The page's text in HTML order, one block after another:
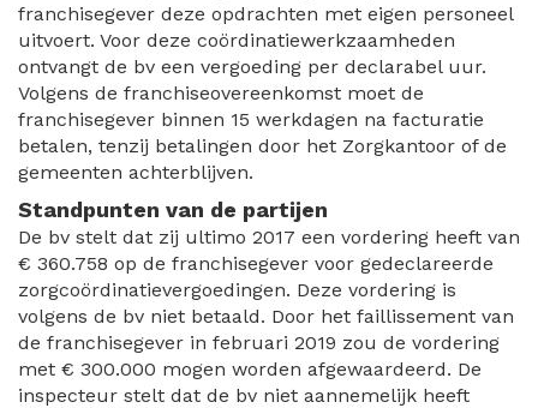
franchisegever deze opdrachten met eigen personeel
uitvoert. Voor deze coördinatiewerkzaamheden
ontvangt de bv een vergoeding per declarabel uur.
Volgens de franchiseovereenkomst moet de
franchisegever binnen 15 werkdagen na facturatie
betalen, tenzij betalingen door het Zorgkantoor of de
gemeenten achterblijven.
Standpunten van de partijen
De bv stelt dat zij ultimo 2017 een vordering heeft van
€ 360.758 op de franchisegever voor gedeclareerde
zorgcoördinatievergoedingen. Deze vordering is
volgens de bv niet betaald. Door het faillissement van
de franchisegever in februari 2019 zou de vordering
met € 300.000 mogen worden afgewaardeerd. De
inspecteur stelt dat de bv niet aannemelijk heeft